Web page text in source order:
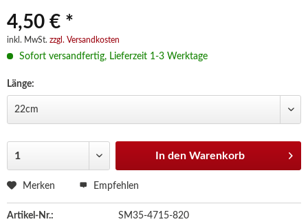
4,50 € *
inkl. MwSt. zzgl. Versandkosten
Sofort versandfertig, Lieferzeit 1-3 Werktage
Länge:
In den Warenkorb
Merken Empfehlen
Artikel-Nr.: SM35-4715-820